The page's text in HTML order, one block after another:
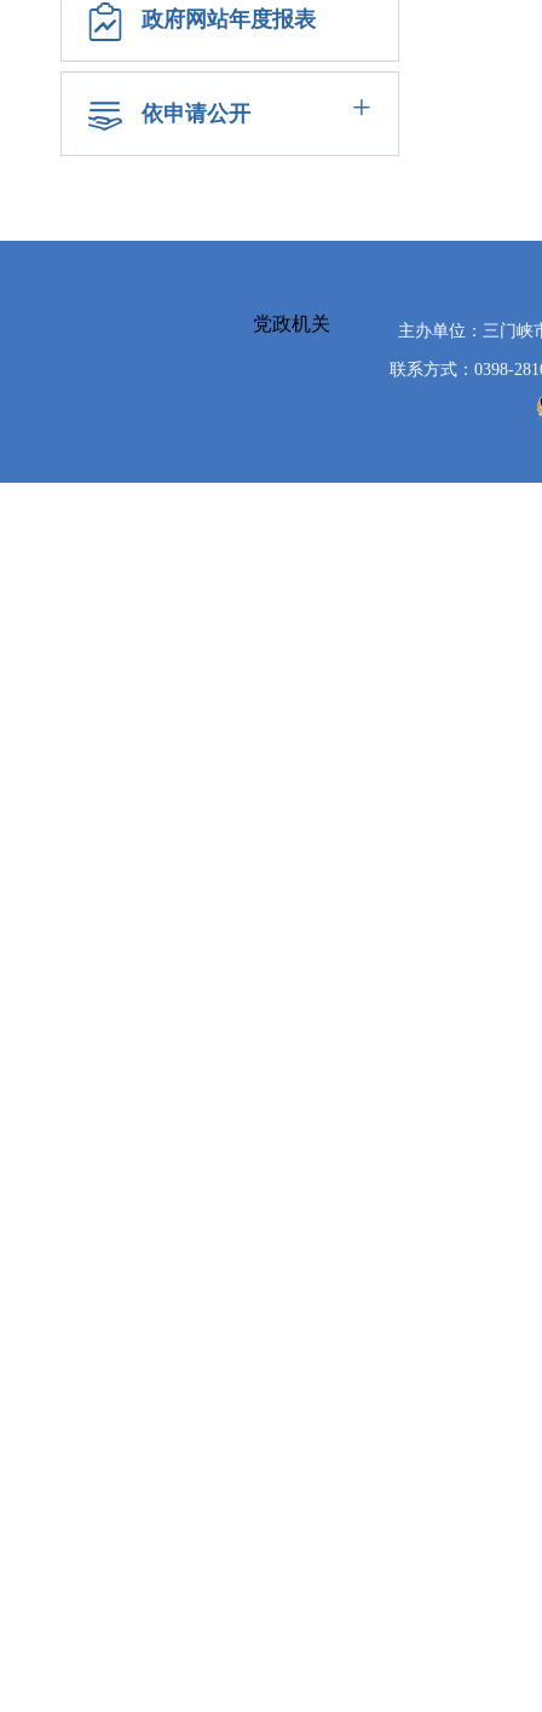
政府网站年度报表
依申请公开 +
党政机关 主办单位：三门
联系方式：0398-